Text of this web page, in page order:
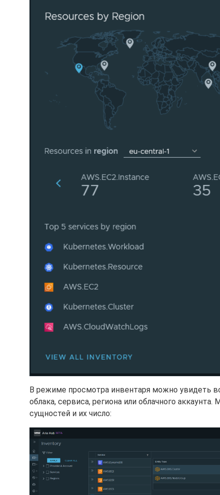
В режиме просмотра инвентаря можно увидеть
облака, сервиса, региона или облачного
сущностей и их число: